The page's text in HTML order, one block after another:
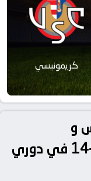
كريمونيسي
و
كريمونيسي بتاريخ 2023-05-14 في دوري